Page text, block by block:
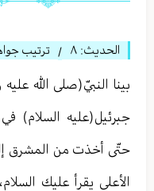
الحديث: ٨ / ترتيب
بينا النبيّ(صلى الله
جبرئيل(عليه السلام)
حتّى أخذت من المشرق
الأعلى يقرأ عليك